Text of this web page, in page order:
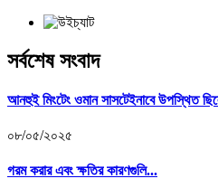
সর্বশেষ সংবাদ
আনহুই মিংটেং ওমান সাসটেইনাবে উপস্থিত
০৮/০৫/২০২৫
গরম করার এবং ক্ষতির কারণগুলি...